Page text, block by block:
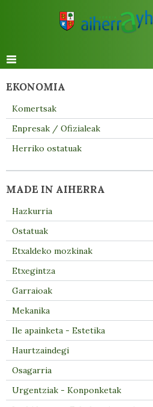
EKONOMIA
Komertsak
Enpresak / Ofizialeak
Herriko ostatuak
MADE IN AIHERRA
Hazkurria
Ostatuak
Etxaldeko mozkinak
Etxegintza
Garraioak
Mekanika
Ile apainketa - Estetika
Haurtzaindegi
Osagarria
Urgentziak - Konponketak